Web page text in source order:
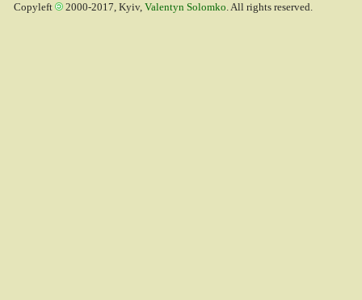
Copyleft 2000-2017, Kyiv, Valentyn Solomko. All rights reserved.